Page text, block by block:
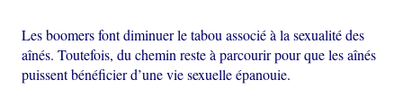
Les boomers font diminuer le tabou associé à la sexualité des
aînés. Toutefois, du chemin reste à parcourir pour que les aînés
puissent bénéficier d’une vie sexuelle épanouie.